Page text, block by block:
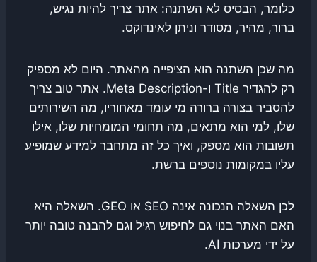
כלומר, הבסיס לא השתנה: אתר צריך להיות נגיש,
ברור, מהיר, מסודר וניתן לאינדוקס.
מה שכן השתנה הוא הציפייה מהאתר. היום לא מספיק
רק להגדיר Title ו-Meta Description. אתר טוב צריך
להסביר בצורה ברורה מי עומד מאחוריו, מה השירותים
שלו, למי הוא מתאים, מה תחומי המומחיות שלו, אילו
תשובות הוא מספק, ואיך כל זה מתחבר למידע שמופיע
עליו במקומות נוספים ברשת.
לכן השאלה הנכונה אינה SEO או GEO. השאלה היא
האם האתר בנוי גם לחיפוש רגיל וגם להבנה טובה יותר
על ידי מערכות AI.